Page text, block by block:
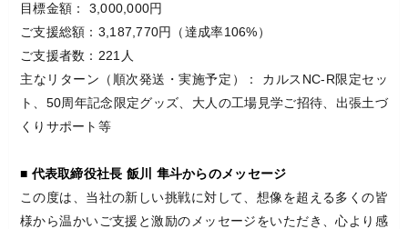
目標金額： 3,000,000円
ご支援総額：3,187,770円（達成率106%）
ご支援者数：221人
主なリターン（順次発送・実施予定）： カルスNC-R限定セッ
ト、50周年記念限定グッズ、大人の工場見学ご招待、出張土づ
くりサポート等
■ 代表取締役社長 飯川 隼斗からのメッセージ
この度は、当社の新しい挑戦に対して、想像を超える多くの皆
様から温かいご支援と激励のメッセージをいただき、心より感